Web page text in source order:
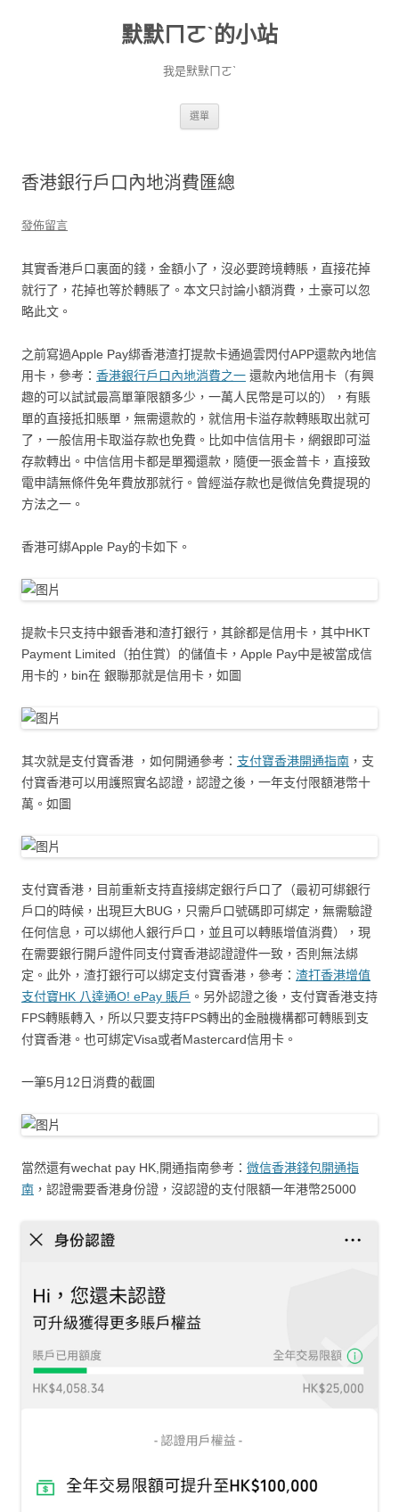
默默ㄇㄛˋ的小站
我是默默ㄇㄛˋ
選單
香港銀行戶口內地消費匯總
發佈留言
其實香港戶口裏面的錢，金額小了，沒必要跨境轉賬，直接花掉
就行了，花掉也等於轉賬了。本文只討論小額消費，土豪可以忽
略此文。
之前寫過Apple Pay綁香港渣打提款卡通過雲閃付APP還款內地信
用卡，參考： 香港銀行戶口內地消費之一 還款內地信用卡（有興
趣的可以試試最高單筆限額多少，一萬人民幣是可以的），有賬
單的直接抵扣賬單，無需還款的，就信用卡溢存款轉賬取出就可
了，一般信用卡取溢存款也免費。比如中信信用卡，網銀即可溢
存款轉出。中信信用卡都是單獨還款，隨便一張金普卡，直接致
電申請無條件免年費放那就行。曾經溢存款也是微信免費提現的
方法之一。
香港可綁Apple Pay的卡如下。
提款卡只支持中銀香港和渣打銀行，其餘都是信用卡，其中HKT
Payment Limited（拍住賞）的儲值卡，Apple Pay中是被當成信
用卡的，bin在 銀聯那就是信用卡，如圖
其次就是支付寶香港 ，如何開通參考： 支付寶香港開通指南 ，支
付寶香港可以用護照實名認證，認證之後，一年支付限額港幣十
萬。如圖
支付寶香港，目前重新支持直接綁定銀行戶口了（最初可綁銀行
戶口的時候，出現巨大BUG，只需戶口號碼即可綁定，無需驗證
任何信息，可以綁他人銀行戶口，並且可以轉賬增值消費），現
在需要銀行開戶證件同支付寶香港認證證件一致，否則無法綁
定。此外，渣打銀行可以綁定支付寶香港，參考： 渣打香港增值
支付寶HK 八達通O! ePay 賬戶 。另外認證之後，支付寶香港支持
FPS轉賬轉入，所以只要支持FPS轉出的金融機構都可轉賬到支
付寶香港。也可綁定Visa或者Mastercard信用卡。
一筆5月12日消費的截圖
當然還有wechat pay HK,開通指南參考： 微信香港錢包開通指
南 ，認證需要香港身份證，沒認證的支付限額一年港幣25000